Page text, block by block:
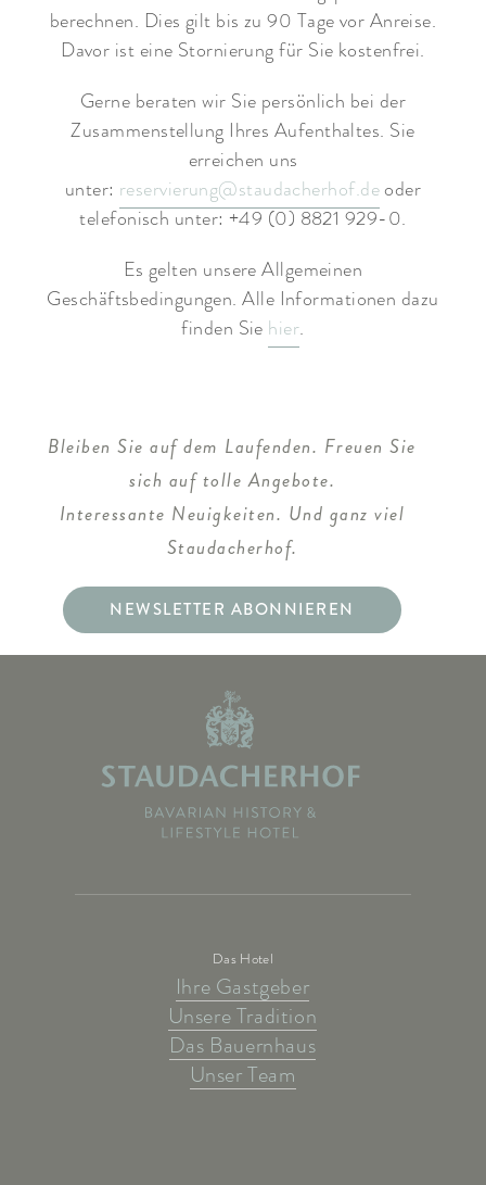
berechnen. Dies gilt bis zu 90 Tage vor Anreise.
Davor ist eine Stornierung für Sie kostenfrei.
Gerne beraten wir Sie persönlich bei der
Zusammenstellung Ihres Aufenthaltes. Sie
erreichen uns
unter: reservierung@staudacherhof.deoder
telefonisch unter: +49 (0) 8821 929-0.
Es gelten unsere Allgemeinen
Geschäftsbedingungen. Alle Informationen dazu
finden Sie hier.
Bleiben Sie auf dem Laufenden. Freuen Sie
sich auf tolle Angebote.
Interessante Neuigkeiten. Und ganz viel
Staudacherhof.
NEWSLETTER ABONNIEREN
Das Hotel
Ihre Gastgeber
Unsere Tradition
Das Bauernhaus
Unser Team